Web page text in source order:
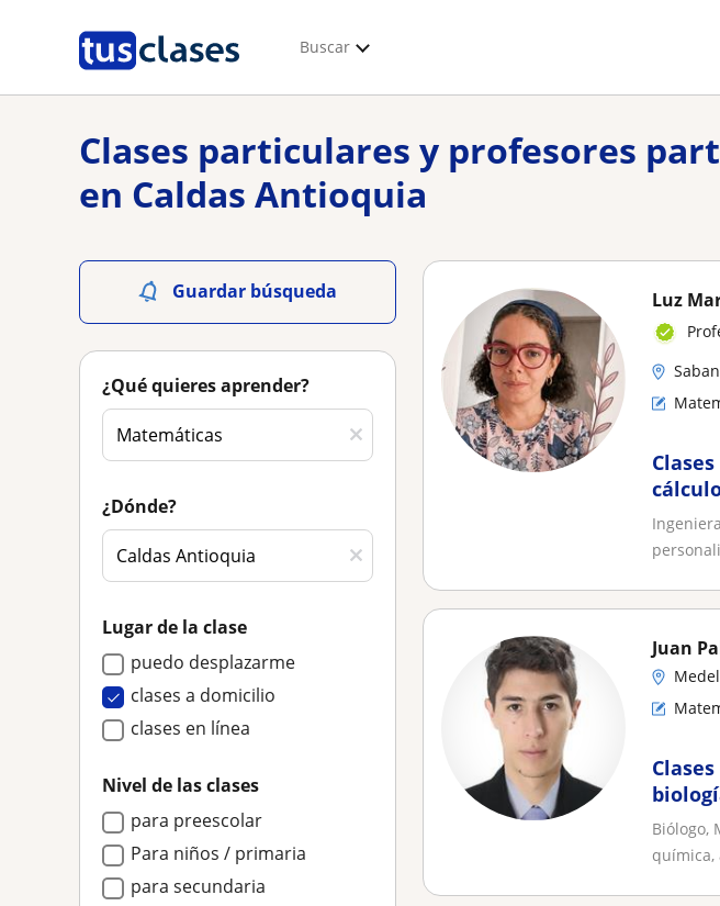
Buscar
Clases particulares y profesores
en Caldas Antioquia
Guardar búsqueda
¿Qué quieres aprender?
¿Dónde?
Lugar de la clase
puedo desplazarme
clases a domicilio
clases en línea
Nivel de las clases
para preescolar
Para niños / primaria
para secundaria
Luz
Juan
Biólogo,
química,